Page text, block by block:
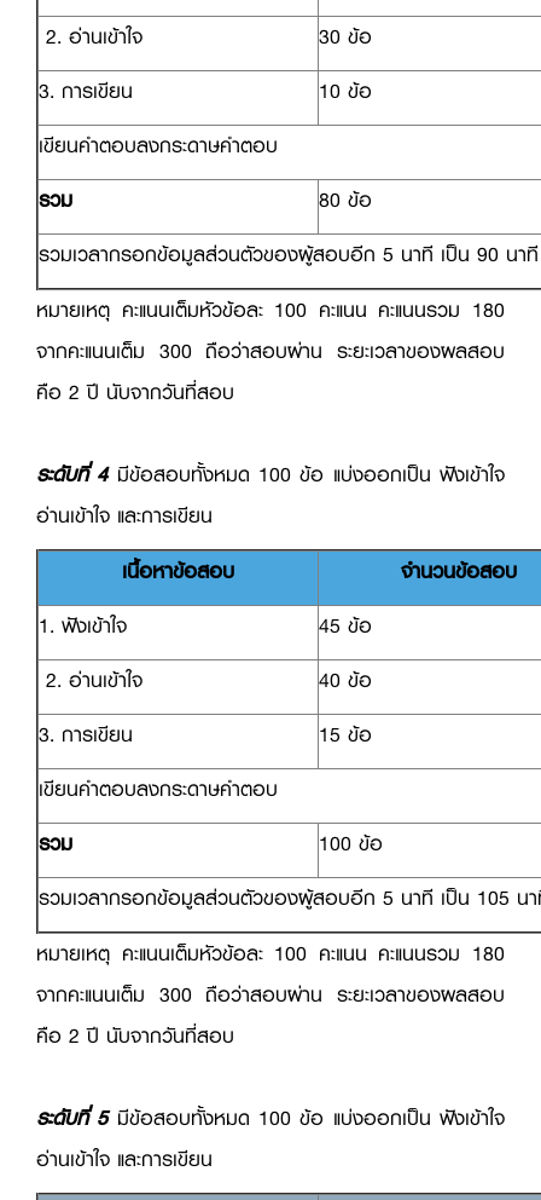
2. อ่านเข้าใจ
30 ข้อ
3. การเขียน
10 ข้อ
เขียนคำตอบลงกระดาษคำตอบ
รวม
80 ข้อ
รวมเวลากรอกข้อมูลส่วนตัวของผู้สอบอีก 5 นาที เป็น 90 นาที
หมายเหตุ คะแนนเต็มหัวข้อละ 100 คะแนน คะแนนรวม 180
จากคะแนนเต็ม 300 ถือว่าสอบผ่าน ระยะเวลาของผลสอบ
คือ 2 ปี นับจากวันที่สอบ
ระดับที่ 4มีข้อสอบทั้งหมด 100 ข้อ แบ่งออกเป็น ฟังเข้าใจ
อ่านเข้าใจ และการเขียน
เนื้อหาข้อสอบ
จำนวนข้อสอบ
1. ฟังเข้าใจ
45 ข้อ
2. อ่านเข้าใจ
40 ข้อ
3. การเขียน
15 ข้อ
เขียนคำตอบลงกระดาษคำตอบ
รวม
100 ข้อ
รวมเวลากรอกข้อมูลส่วนตัวของผู้สอบอีก 5 นาที เป็น 105 น
หมายเหตุ คะแนนเต็มหัวข้อละ 100 คะแนน คะแนนรวม 180
จากคะแนนเต็ม 300 ถือว่าสอบผ่าน ระยะเวลาของผลสอบ
คือ 2 ปี นับจากวันที่สอบ
ระดับที่ 5มีข้อสอบทั้งหมด 100 ข้อ แบ่งออกเป็น ฟังเข้าใจ
อ่านเข้าใจ และการเขียน